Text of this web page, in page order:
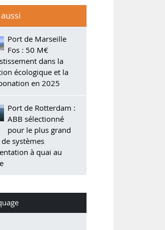
Port de Marseille
Fos : 50 M€
dans la
écologique et la
en 2025
Port de Rotterdam :
ABB sélectionné
pour le plus grand
systèmes
à quai au